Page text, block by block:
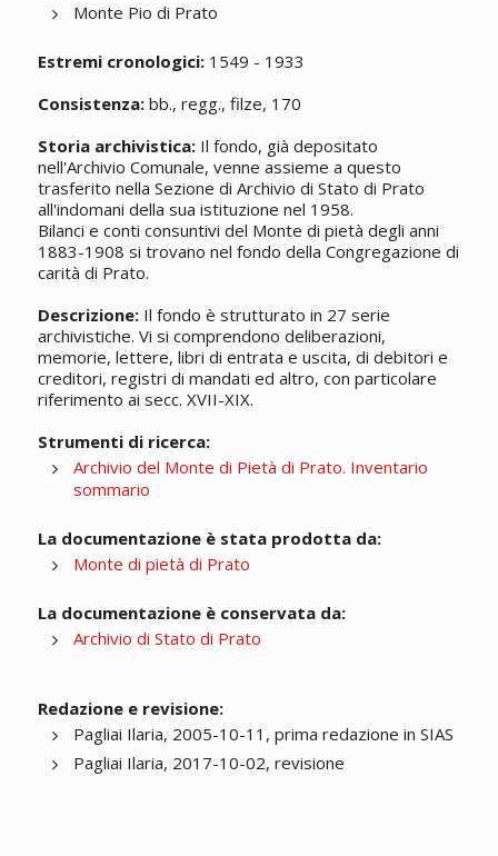
Monte Pio di Prato
Estremi cronologici:1549 - 1933
Consistenza:bb., regg., filze, 170
Storia archivistica:Il fondo, già depositato
nell'Archivio Comunale, venne assieme a questo
trasferito nella Sezione di Archivio di Stato di Prato
all'indomani della sua istituzione nel 1958.
Bilanci e conti consuntivi del Monte di pietà degli anni
1883-1908 si trovano nel fondo della Congregazione di
carità di Prato.
Descrizione:Il fondo è strutturato in 27 serie
archivistiche. Vi si comprendono deliberazioni,
memorie, lettere, libri di entrata e uscita, di debitori e
creditori, registri di mandati ed altro, con particolare
riferimento ai secc. XVII-XIX.
Strumenti di ricerca:
Archivio del Monte di Pietà di Prato. Inventario
sommario
La documentazione è stata prodotta da:
Monte di pietà di Prato
La documentazione è conservata da:
Archivio di Stato di Prato
Redazione e revisione:
Pagliai Ilaria, 2005-10-11, prima redazione in SIAS
Pagliai Ilaria, 2017-10-02, revisione